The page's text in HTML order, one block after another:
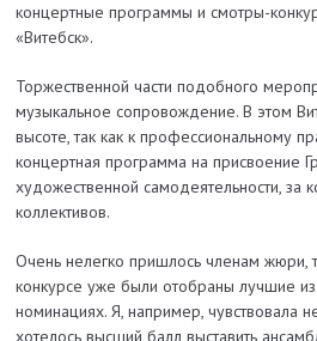
концертные программы и смотры-
«Витебск».
Торжественной части подобного
музыкальное сопровождение. В этом
высоте, так как к профессиональному
концерт­ная программа на присвоение
художественной самодеятельности, за
коллективов.
Очень нелегко пришлось членам жюри,
конкурсе уже были отобраны лучшие
номинациях. Я, например, чувствовала
хотелось высший балл выставить